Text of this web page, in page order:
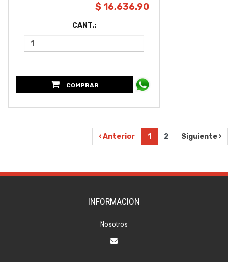
$ 16,636.90
CANT.:
COMPRAR
‹ Anterior 1 2 Siguiente ›
INFORMACION
Nosotros